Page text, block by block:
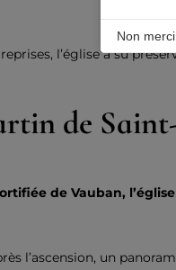
l’église a su
de
de Vauban,
l’ascension, un
Non merci